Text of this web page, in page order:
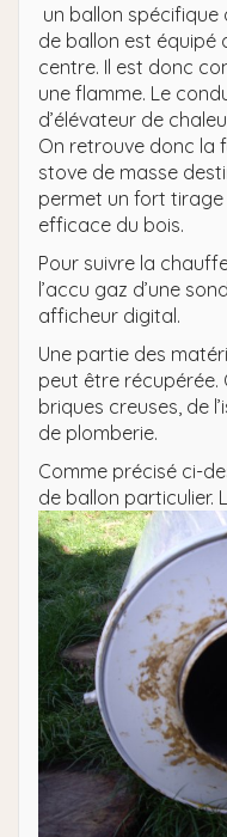
un ballon spécifique
de ballon est équipé
centre. Il est donc
une flamme. Le
d’élévateur de
On retrouve donc la
stove de masse
permet un fort
efficace du bois.
Pour suivre la
l’accu gaz d’une
afficheur digital.
Une partie des
peut être récupérée.
briques creuses, de
de plomberie.
Comme précisé ci-
de ballon particulier.